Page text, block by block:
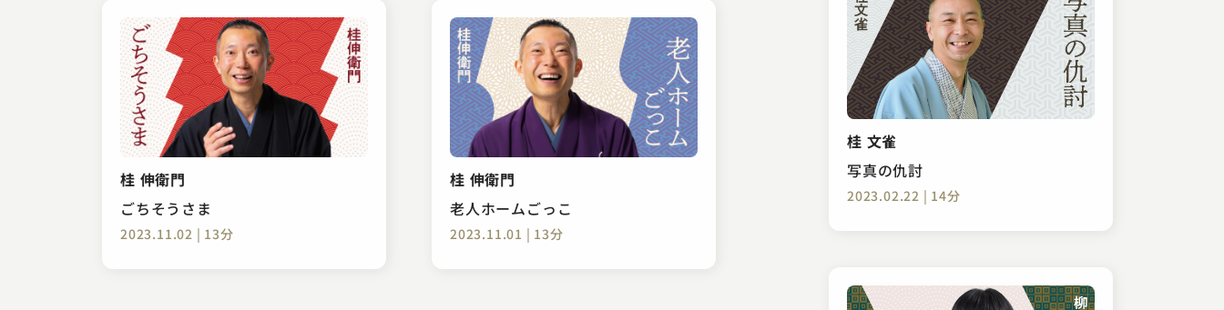
桂 伸衛門
ごちそうさま
2023.11.02 | 13分
桂 伸衛門
老人ホームごっこ
2023.11.01 | 13分
桂 文雀
写真の仇討
2023.02.22 | 14分